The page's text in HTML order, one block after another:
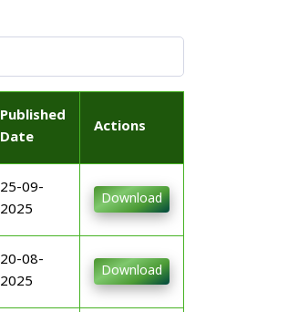
Published
Date
Actions
25-09-
2025
Download
20-08-
2025
Download